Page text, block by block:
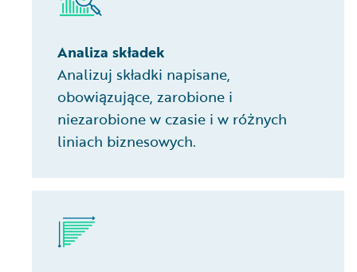
Analiza składek
Analizuj składki napisane,
obowiązujące, zarobione i
niezarobione w czasie i w różnych
liniach biznesowych.